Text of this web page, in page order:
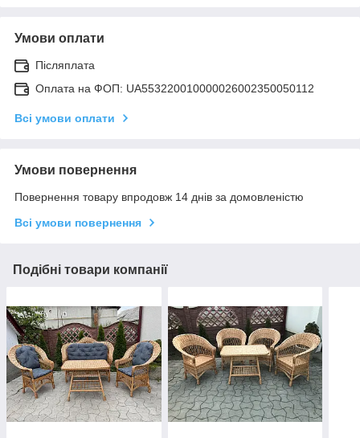
Умови оплати
Післяплата
Оплата на ФОП: UA553220010000026002350050112
Всі умови оплати
Умови повернення
Повернення товару впродовж 14 днів за домовленістю
Всі умови повернення
Подібні товари компанії